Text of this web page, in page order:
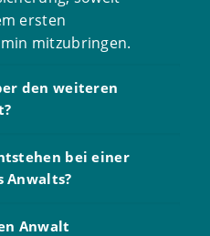
ersten
mitzubringen.
den weiteren
bei einer
Anwalts?
Anwalt